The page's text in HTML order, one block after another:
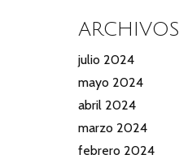
ARCHIVOS
julio 2024
mayo 2024
abril 2024
marzo 2024
febrero 2024